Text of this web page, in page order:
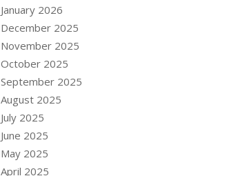
January 2026
December 2025
November 2025
October 2025
September 2025
August 2025
July 2025
June 2025
May 2025
April 2025